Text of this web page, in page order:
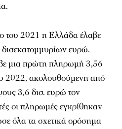
του 2021 η Ελλάδα έλαβε
ευρώ.
μια πρώτη πληρωμή 3,56
2022, ακολουθούμενη από
3,6 δισ. ευρώ τον
οι πληρωμές εγκρίθηκαν
όλα τα σχετικά ορόσημα